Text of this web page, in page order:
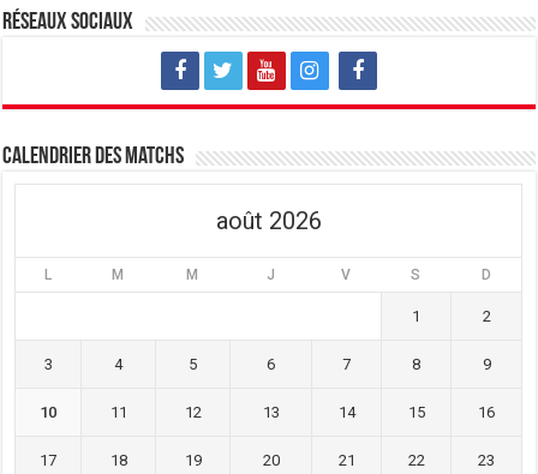
Réseaux sociaux
Calendrier des matchs
août 2026
L M M J V S D
1 2
3 4 5 6 7 8 9
10 11 12 13 14 15 16
17 18 19 20 21 22 23